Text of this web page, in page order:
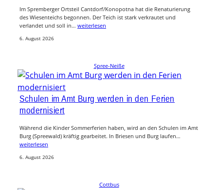
Im Spremberger Ortsteil Cantdorf/Konopotna hat die Renaturierung
des Wiesenteichs begonnen. Der Teich ist stark verkrautet und
verlandet und soll in… weiterlesen
6. August 2026
Spree-Neiße
Schulen im Amt Burg werden in den Ferien
modernisiert
Während die Kinder Sommerferien haben, wird an den Schulen im Amt
Burg (Spreewald) kräftig gearbeitet. In Briesen und Burg laufen…
weiterlesen
6. August 2026
Cottbus